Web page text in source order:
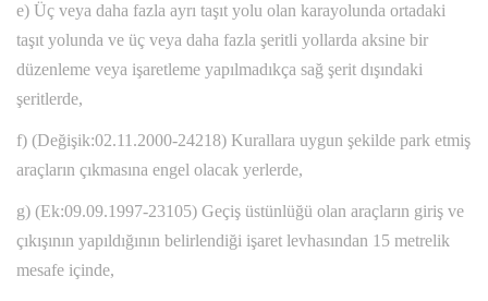
e) Üç veya daha fazla ayrı taşıt yolu olan karayolunda ortadaki
taşıt yolunda ve üç veya daha fazla şeritli yollarda aksine bir
düzenleme veya işaretleme yapılmadıkça sağ şerit dışındaki
şeritlerde,
f) (Değişik:02.11.2000-24218) Kurallara uygun şekilde park etmiş
araçların çıkmasına engel olacak yerlerde,
g) (Ek:09.09.1997-23105) Geçiş üstünlüğü olan araçların giriş ve
çıkışının yapıldığının belirlendiği işaret levhasından 15 metrelik
mesafe içinde,